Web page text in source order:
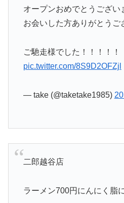
オープンおめでとうござい
お会いした方ありがとうご
ご馳走様でした！！！！！
pic.twitter.com/8S9D2OFZjl
— take (@taketake1985)
二郎越谷店
ラーメン700円にんにく脂